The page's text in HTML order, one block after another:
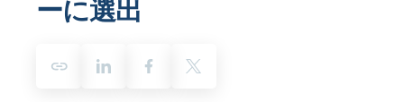
データをビジネス成果へ
テクノロジーパートナーとの連携
データ統合
データ分析と AI
適切なデータ統合プランで、信頼できるデータを迅速に提供し、よりスマー
イベント / Web セミナー
ーに選出